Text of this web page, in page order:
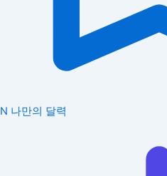
N 나만의 달력